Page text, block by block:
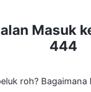
Masuk
444
roh?